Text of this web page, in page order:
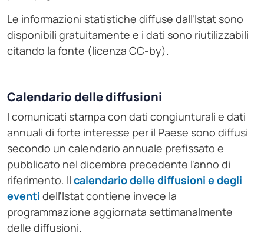
Le informazioni statistiche diffuse dall'Istat sono
disponibili gratuitamente e i dati sono riutilizzabili
citando la fonte (licenza CC-by).
Calendario delle diffusioni
I comunicati stampa con dati congiunturali e dati
annuali di forte interesse per il Paese sono diffusi
secondo un calendario annuale prefissato e
pubblicato nel dicembre precedente l'anno di
riferimento. Il calendario delle diffusioni e degli
eventi dell'Istat contiene invece la
programmazione aggiornata settimanalmente
delle diffusioni.